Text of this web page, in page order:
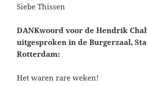
Siebe Thissen
DANKwoord voor de Hendrik
uitgesproken in de Burgerzaal,
Rotterdam:
Het waren rare weken!